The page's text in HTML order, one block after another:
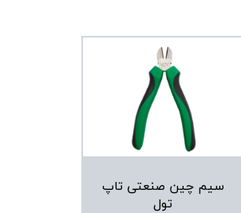
سیم چین صنعتی تاپ
تول